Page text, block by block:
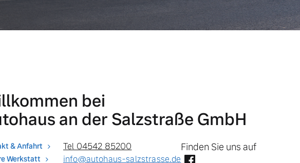
bei
an der Salzstraße GmbH
& Anfahrt
Werkstatt
Tel 04542 85200
info@autohaus-salzstrasse.de
Finden Sie uns auf